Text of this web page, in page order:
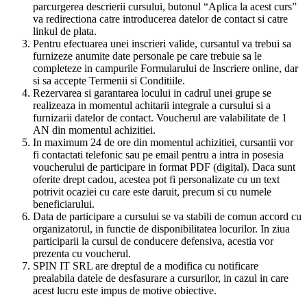
parcurgerea descrierii cursului, butonul “Aplica la acest curs”
va redirectiona catre introducerea datelor de contact si catre
linkul de plata.
Pentru efectuarea unei inscrieri valide, cursantul va trebui sa
furnizeze anumite date personale pe care trebuie sa le
completeze in campurile Formularului de Inscriere online, dar
si sa accepte Termenii si Conditiile.
Rezervarea si garantarea locului in cadrul unei grupe se
realizeaza in momentul achitarii integrale a cursului si a
furnizarii datelor de contact. Voucherul are valabilitate de 1
AN din momentul achizitiei.
In maximum 24 de ore din momentul achizitiei, cursantii vor
fi contactati telefonic sau pe email pentru a intra in posesia
voucherului de participare in format PDF (digital). Daca sunt
oferite drept cadou, acestea pot fi personalizate cu un text
potrivit ocaziei cu care este daruit, precum si cu numele
beneficiarului.
Data de participare a cursului se va stabili de comun accord cu
organizatorul, in functie de disponibilitatea locurilor. In ziua
participarii la cursul de conducere defensiva, acestia vor
prezenta cu voucherul.
SPIN IT SRL are dreptul de a modifica cu notificare
prealabila datele de desfasurare a cursurilor, in cazul in care
acest lucru este impus de motive obiective.